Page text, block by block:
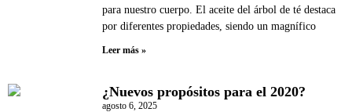
para nuestro cuerpo. El aceite del árbol de té destaca
por diferentes propiedades, siendo un magnífico
Leer más »
¿Nuevos propósitos para el 2020?
agosto 6, 2025